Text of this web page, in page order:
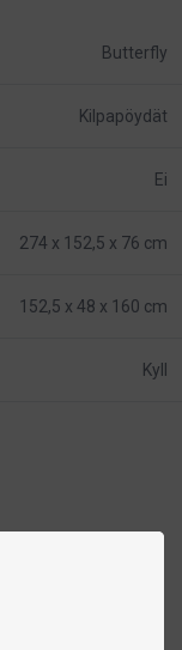
Butterfly
Kilpapöydät
Ei
274 x 152,5 x 76 cm
152,5 x 48 x 160 cm
Kyll